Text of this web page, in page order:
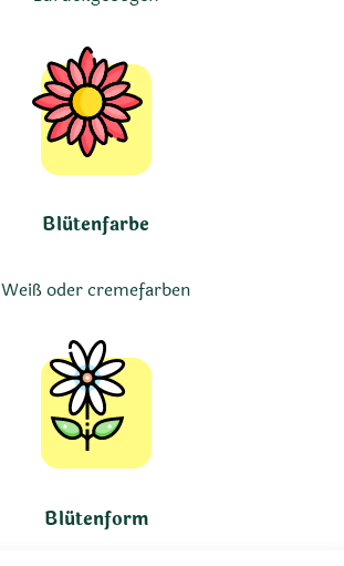
Blütenfarbe
Weiß oder cremefarben
Blütenform